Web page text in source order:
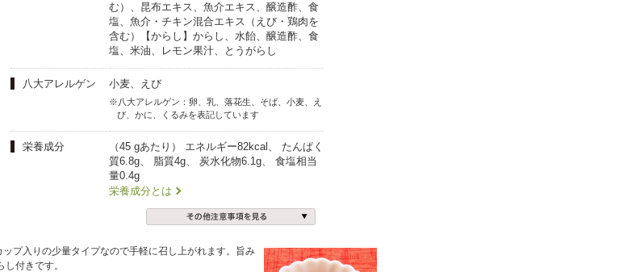
む）、昆布エキス、魚介エキス、醸造酢、食
塩、魚介・チキン混合エキス（えび・鶏肉を
含む）【からし】からし、水飴、醸造酢、食
塩、米油、レモン果汁、とうがらし
八大アレルゲン 小麦、えび
※八大アレルゲン：卵、乳、落花生、そば、小麦、え
び、かに、くるみを表記しています
栄養成分
（45 gあたり） エネルギー82kcal、 たんぱく
質6.8g、 脂質4g、 炭水化物6.1g、 食塩相当
量0.4g
栄養成分とは
プ入りの少量タイプなので手軽に召し上がれます。旨み
付きです。